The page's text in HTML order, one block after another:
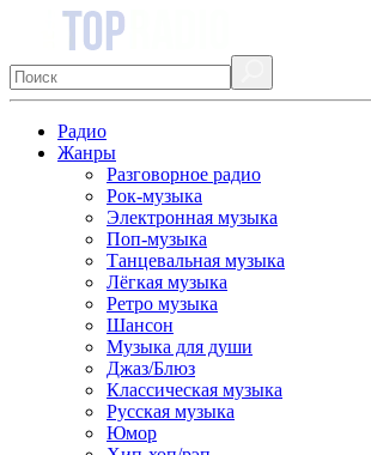
Радио
Жанры
Разговорное радио
Рок-музыка
Электронная музыка
Поп-музыка
Танцевальная музыка
Лёгкая музыка
Ретро музыка
Шансон
Музыка для души
Джаз/Блюз
Классическая музыка
Русская музыка
Юмор